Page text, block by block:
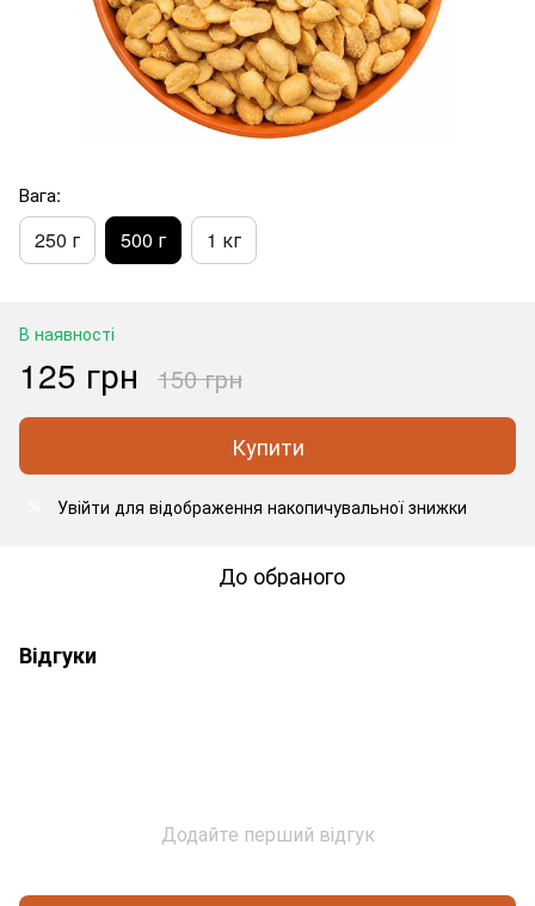
Вага:
250 г 500 г 1 кг
В наявності
125 грн 150 грн
Купити
Увійти для відображення накопичувальної знижки
До обраного
Відгуки
Додайте перший відгук